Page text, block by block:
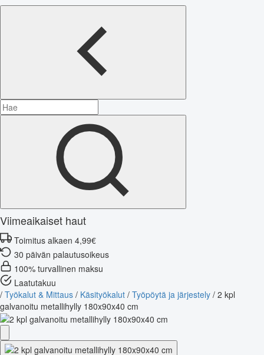
Viimeaikaiset haut
Toimitus alkaen 4,99€
30 päivän palautusoikeus
100% turvallinen maksu
Laatutakuu
/ Työkalut & Mittaus / Käsityökalut / Työpöytä ja järjestely / 2 kpl
galvanoitu metallihylly 180x90x40 cm